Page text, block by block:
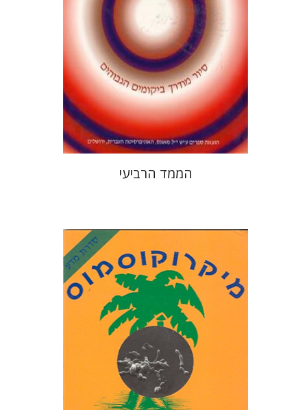
הנחת אתר ספר מודפס
$31
$28
הממד הרביעי
לין מרגוליס
דוריון סגן
יששכר אונא
נעמי כרמל